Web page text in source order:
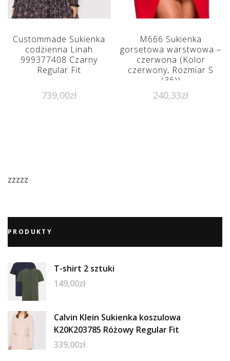
Custommade Sukienka
codzienna Linah
999377408 Czarny
Regular Fit
739,00zł
M666 Sukienka
gorsetowa warstwowa –
czerwona (Kolor
czerwony, Rozmiar S
(36))
240,33zł
zzzzz
PRODUKTY
T-shirt 2 sztuki
149,00zł
Calvin Klein Sukienka koszulowa
K20K203785 Różowy Regular Fit
339,00zł